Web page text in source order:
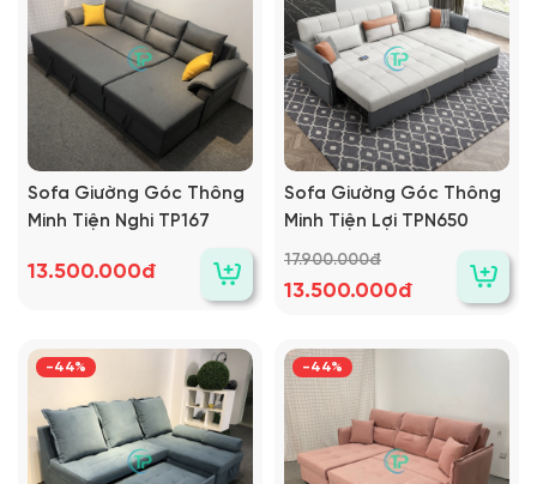
Sofa Giường Góc Thông
Minh Tiện Nghi TP167
13.500.000đ
Sofa Giường Góc Thông
Minh Tiện Lợi TPN650
17.900.000đ
13.500.000đ
-44% -44%